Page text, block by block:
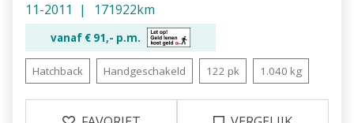
11-2011 171922km
vanaf € 91,- p.m.
Hatchback Handgeschakeld 122 pk 1.040 kg